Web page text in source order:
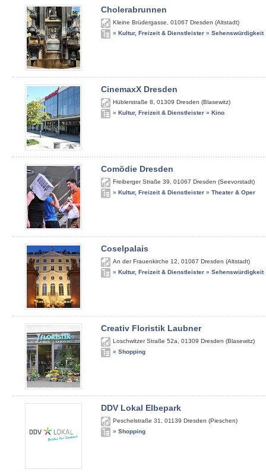
Cholerabrunnen
Kleine Brüdergasse 01067 Dresden (Altstadt)
» Kultur, Freizeit & Dienstleister » Sehenswürdigkeit
CinemaxX Dresden
Hüblerstraße 8 01309 Dresden (Blasewitz)
» Kultur, Freizeit & Dienstleister » Kino
Comödie Dresden
Freiberger Straße 39 01067 Dresden (Seevorstadt)
» Kultur, Freizeit & Dienstleister » Theater & Oper
Coselpalais
An der Frauenkirche 12 01067 Dresden (Altstadt)
» Kultur, Freizeit & Dienstleister » Sehenswürdigkeit
Creativ Floristik Laubner
Loschwitzer Straße 52a 01309 Dresden (Blasewitz)
» Shopping
DDV Lokal Elbepark
Peschelstraße 31 01139 Dresden (Pieschen)
» Shopping